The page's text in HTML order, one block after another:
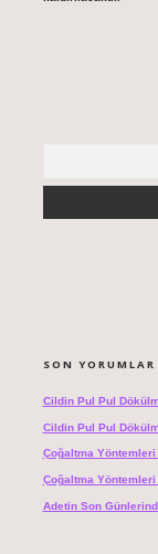
SON YORUMLAR
Cildin Pul Pul
Cildin Pul Pul
Çoğaltma
Çoğaltma
Adetin Son